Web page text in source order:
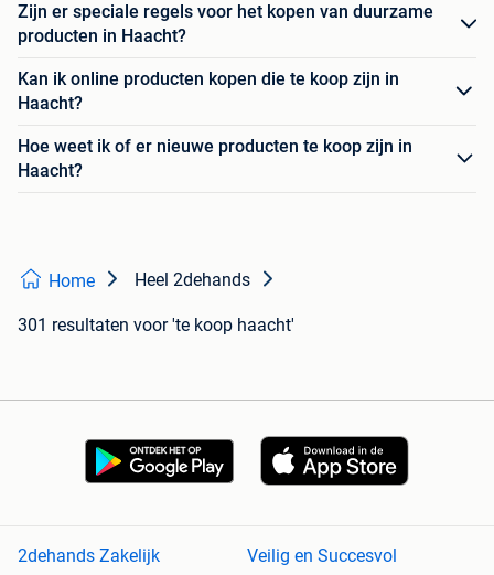
Zijn er speciale regels voor het kopen van duurzame
producten in Haacht?
Kan ik online producten kopen die te koop zijn in
Haacht?
Hoe weet ik of er nieuwe producten te koop zijn in
Haacht?
Home Heel 2dehands
301 resultaten voor 'te koop haacht'
2dehands Zakelijk Veilig en Succesvol